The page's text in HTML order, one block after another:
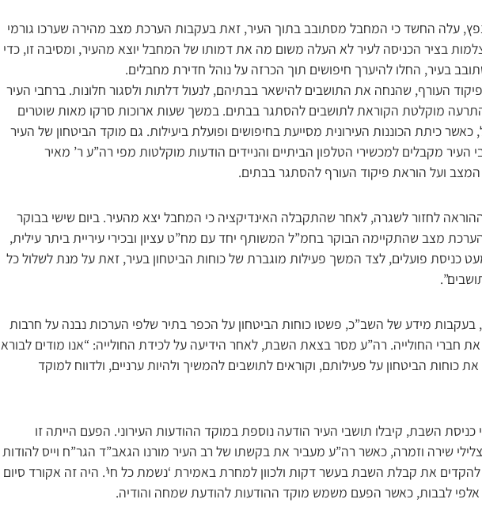
עלה החשד כי המחבל מסתובב בתוך העיר, זאת בעקבות הערכת מצב מהירה שערכו גורמי
בציר הכניסה לעיר לא העלה משום מה את דמותו של המחבל יוצא מהעיר, ומסיבה זו, כדי
בעיר, החלו להיערך חיפושים תוך הכרזה על נוהל חדירת מחבלים.
העורף, שהנחה את התושבים להישאר בבתיהם, לנעול דלתות ולסגור חלונות. ברחבי העיר
מוקלטת הקוראת לתושבים להסתגר בבתים. במשך שעות ארוכות סרקו מאות שוטרים
כאשר כיתת הכוננות העירונית מסייעת בחיפושים ופועלת ביעילות. גם מוקד הביטחון של העיר
העיר מקבלים למכשירי הטלפון הביתיים והניידים הודעות מוקלטות מפי רה”ע ר’ מאיר
המצב ועל הוראת פיקוד העורף להסתגר בבתים.
לחזור לשגרה, לאחר שהתקבלה האינדיקציה כי המחבל יצא מהעיר. ביום שישי בבוקר
מצב שהתקיימה הבוקר בחמ”ל המשותף יחד עם מח”ט עציון ובכירי עיריית ביתר עילית,
כניסת פועלים, לצד המשך פעילות מוגברת של כוחות הביטחון בעיר, זאת על מנת לשלול כל
מידע של השב”כ, פשטו כוחות הביטחון על הכפר בתיר שלפי הערכות נבנה על חרבות
חברי החולייה. רה”ע מסר בצאת השבת, לאחר הידיעה על לכידת החולייה: “אנו מודים לבורא
כוחות הביטחון על פעילותם, וקוראים לתושבים להמשיך ולהיות ערניים, ולדווח למוקד
כניסת השבת, קיבלו תושבי העיר הודעה נוספת במוקד ההודעות העירוני. הפעם הייתה זו
שירה וזמרה, כאשר רה”ע מעביר את בקשתו של רב העיר מורנו הגאב”ד הגר”ח וייס להודות
את קבלת השבת בעשר דקות ולכוון למחרת באמירת ‘נשמת כל חי’. היה זה אקורד סיום
לבבות, כאשר הפעם משמש מוקד ההודעות להודעת שמחה והודיה.